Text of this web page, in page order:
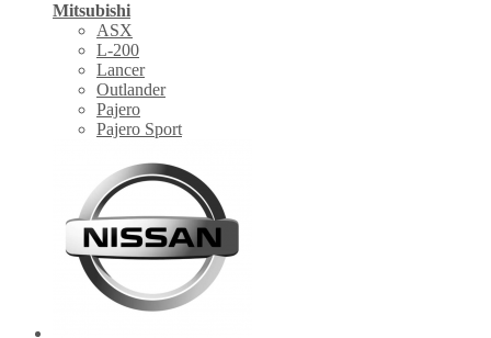
Mitsubishi
ASX
L-200
Lancer
Outlander
Pajero
Pajero Sport